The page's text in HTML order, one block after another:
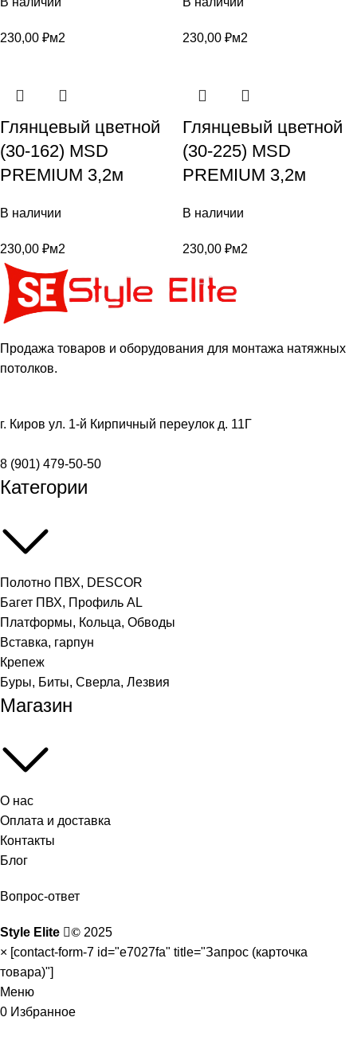
230,00 ₽м2 230,00 ₽м2
Глянцевый цветной
(30-162) MSD
PREMIUM 3,2м
В наличии
230,00 ₽м2
Глянцевый цветной
(30-225) MSD
PREMIUM 3,2м
В наличии
230,00 ₽м2
Продажа товаров и оборудования для монтажа натяжных
потолков.
г. Киров ул. 1-й Кирпичный переулок д. 11Г
8 (901) 479-50-50
Категории
Полотно ПВХ, DESCOR
Багет ПВХ, Профиль AL
Платформы, Кольца, Обводы
Вставка, гарпун
Крепеж
Буры, Биты, Сверла, Лезвия
Магазин
О нас
Оплата и доставка
Контакты
Блог
Вопрос-ответ
Style Elite © 2025
× [contact-form-7 id="e7027fa" title="Запрос (карточка
товара)"]
Меню
0 Избранное